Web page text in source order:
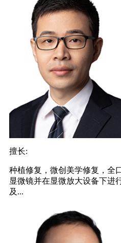
擅长:
种植修复，微创美学修复，全
显微镜并在显微放大设备下进
及...